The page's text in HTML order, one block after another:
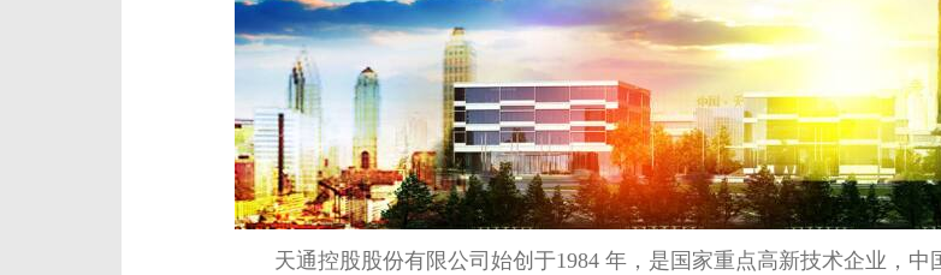
天通控股股份有限公司始创于1984 年，是国家重点高新技术企业，